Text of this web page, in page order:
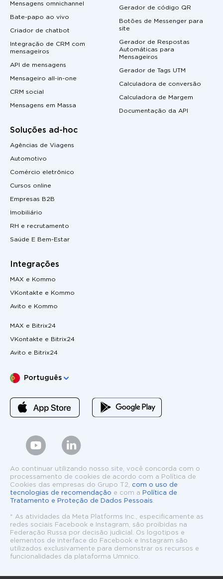
Mensagens omnichannel
Bate-papo ao vivo
Criador de chatbot
Integração de CRM com
mensageiros
API de mensagens
Mensageiro all-in-one
CRM social
Mensagens em Massa
Soluções ad-hoc
Agências de Viagens
Automotivo
Comércio eletrônico
Cursos online
Empresas B2B
Imobiliário
RH e recrutamento
Saúde E Bem-Estar
Integrações
MAX e Kommo
VKontakte e Kommo
Avito e Kommo
MAX e Bitrix24
VKontakte e Bitrix24
Avito e Bitrix24
Gerador de código QR
Botões de Messenger para
site
Gerador de Respostas
Automáticas para
Mensageiros
Gerador de Tags UTM
Calculadora de conversão
Calculadora de Margem
Documentação da API
Escolha o seu idioma
Português
Ao continuar utilizando nosso site, você concorda com o
processamento de cookies de acordo com a Política de
Cookies das empresas do Grupo T2, com o uso de
tecnologias de recomendação e com a
Política de
Tratamento e Proteção de Dados Pessoais
* As atividades da Meta Platforms Inc., especificamente as
redes sociais Facebook e Instagram, são proibidas na
Federação Russa por decisão judicial. Os logotipos e
elementos de interface do Facebook e Instagram são
utilizados exclusivamente para demonstrar os recursos e
funcionalidades da plataforma Umnico.